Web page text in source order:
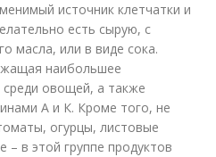
источник клетчатки и
есть сырую, с
масла, или в виде сока.
наибольшее
овощей, а также
А и К. Кроме того, не
огурцы, листовые
в этой группе продуктов